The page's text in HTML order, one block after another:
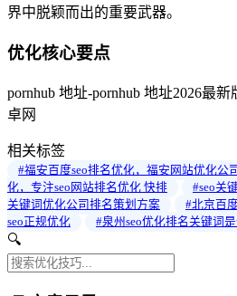
界中脱颖而出的重要武器。
优化核心要点
pornhub 地址-pornhub 地址2026最新
卓网
相关标签
#福安百度seo排名优化，福安网站优化公
化，专注seo网站排名优化 快排
#seo关
关键词优化公司排名策划方案
#北京百
seo正规优化
#泉州seo优化排名关键词
🔍